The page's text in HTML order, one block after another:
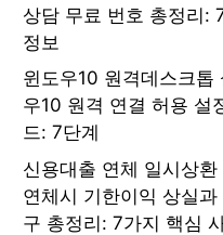
상담 무료 번호 총정리:
정보
윈도우10 원격데스크톱
우10 원격 연결 허용 설
드: 7단계
신용대출 연체 일시상
연체시 기한이익 상실과
구 총정리: 7가지 핵심